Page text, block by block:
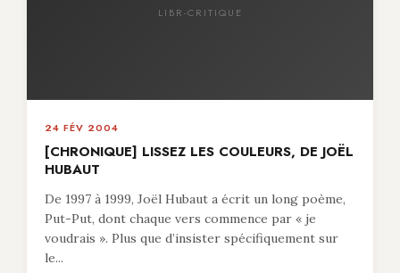
LIBR-CRITIQUE
24 FÉV 2004
[CHRONIQUE] LISSEZ LES COULEURS, DE JOËL
HUBAUT
De 1997 à 1999, Joël Hubaut a écrit un long poème,
Put-Put, dont chaque vers commence par « je
voudrais ». Plus que d’insister spécifiquement sur
le...